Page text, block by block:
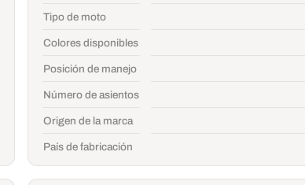
Tipo de moto
Colores disponibles
Posición de manejo
Número de asientos
Origen de la marca
País de fabricación